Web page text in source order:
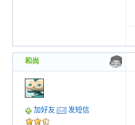
和尚
加好友 发短信